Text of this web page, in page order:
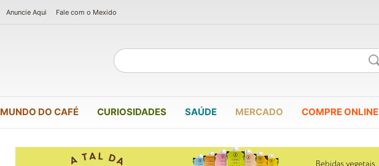
Anuncie Aqui Fale com o Mexido
MUNDO DO CAFÉ CURIOSIDADES SAÚDE MERCADO COMPRE ONLINE